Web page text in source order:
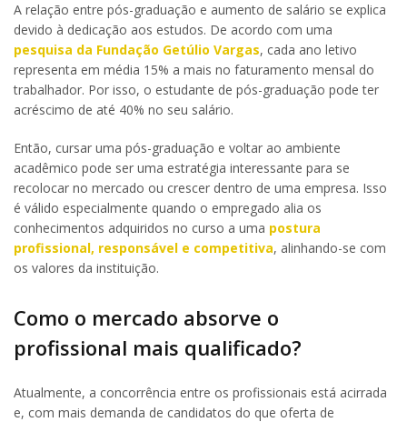
A relação entre pós-graduação e aumento de salário se explica
devido à dedicação aos estudos. De acordo com uma
pesquisa da Fundação Getúlio Vargas, cada ano letivo
representa em média 15% a mais no faturamento mensal do
trabalhador. Por isso, o estudante de pós-graduação pode ter
acréscimo de até 40% no seu salário.
Então, cursar uma pós-graduação e voltar ao ambiente
acadêmico pode ser uma estratégia interessante para se
recolocar no mercado ou crescer dentro de uma empresa. Isso
é válido especialmente quando o empregado alia os
conhecimentos adquiridos no curso a uma postura
profissional, responsável e competitiva, alinhando-se com
os valores da instituição.
Como o mercado absorve o
profissional mais qualificado?
Atualmente, a concorrência entre os profissionais está acirrada
e, com mais demanda de candidatos do que oferta de